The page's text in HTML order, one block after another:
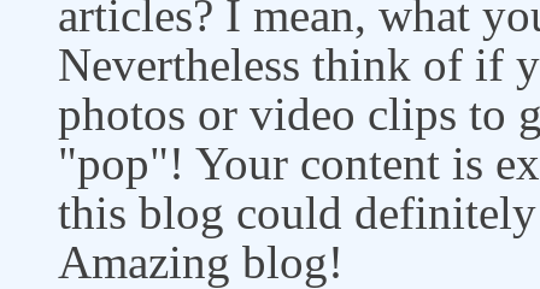
articles? I mean, what
Nevertheless think of if
photos or video clips to
"pop"! Your content is
this blog could
Amazing blog!